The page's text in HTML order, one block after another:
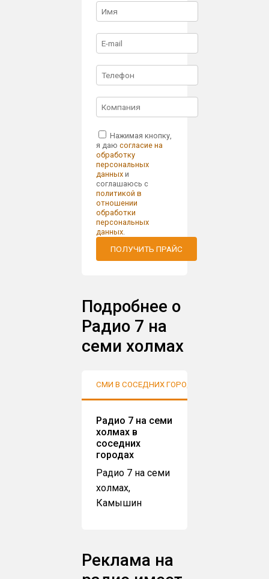
Нажимая кнопку,
я даюсогласие на
обработку
персональных
данных и
соглашаюсь с
политикой в
отношении
обработки
персональных
данных.
ПОЛУЧИТЬ ПРАЙС
Подробнее о
Радио 7 на
семи холмах
СМИ В СОСЕДНИХ ГОРОДАХ
Радио 7 на семи
холмах в
соседних
городах
Радио 7 на семи
холмах,
Камышин
Реклама на